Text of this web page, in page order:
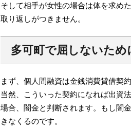
そして相手が女性の場合は体を求め
取り返しがつきません。
多可町で屈しないため
まず、個人間融資は金銭消費貸借契
当然、こういった契約になれば出資
場合、闇金と判断されます。もし闇
きなくるのです。